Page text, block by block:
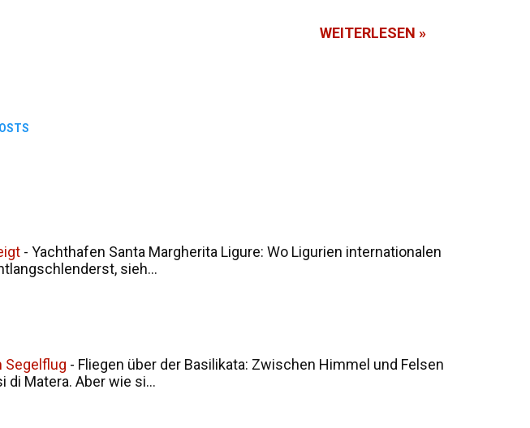
ist bewusst gewählt. Von hier aus reicht der Blick weit
WEITERLESEN »
- Yachthafen Santa Margherita Ligure: Wo Ligurien internationalen
sieh...
Segelflug - Fliegen über der Basilikata: Zwischen Himmel und Felsen
Matera. Aber wie si...